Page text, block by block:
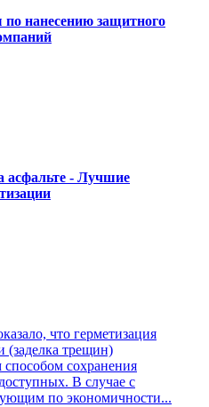
по нанесению защитного
асфальте - Лучшие
что герметизация
трещин)
сохранения
В случае с
по экономичности...